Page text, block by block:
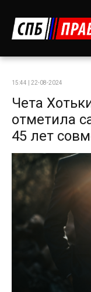
15:44 | 22-08-2024
Чета
отметила
45 лет